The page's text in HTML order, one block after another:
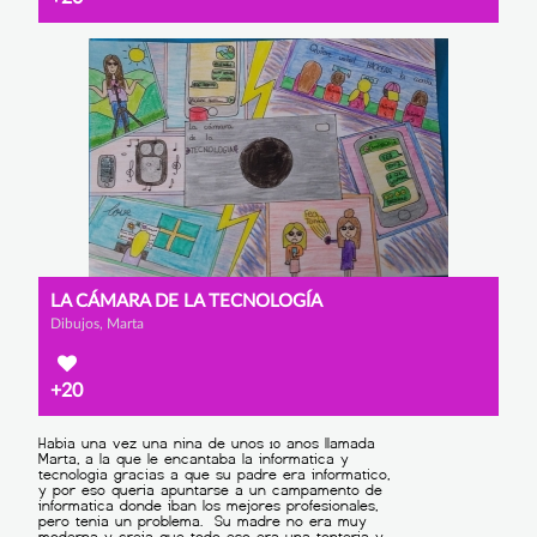
LA CÁMARA DE LA TECNOLOGÍA
Dibujos, Marta
+20